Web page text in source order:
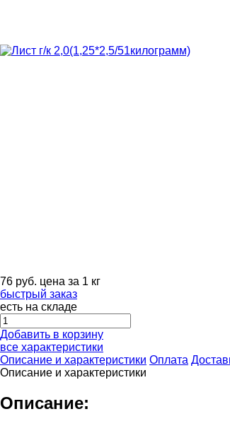
76 руб. цена за 1 кг
быстрый заказ
есть на складе
Добавить в корзину
все характеристики
Описание и характеристики Оплата
Описание и характеристики
Описание: